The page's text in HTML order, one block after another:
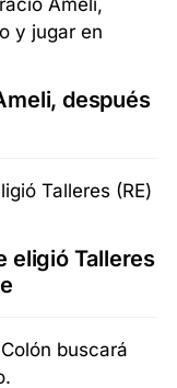
después
eligió Talleres